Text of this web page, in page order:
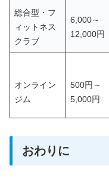
総合型・フ
ィットネス
クラブ
6,000～
12,000円
オンライン
ジム
500円～
5,000円
おわりに